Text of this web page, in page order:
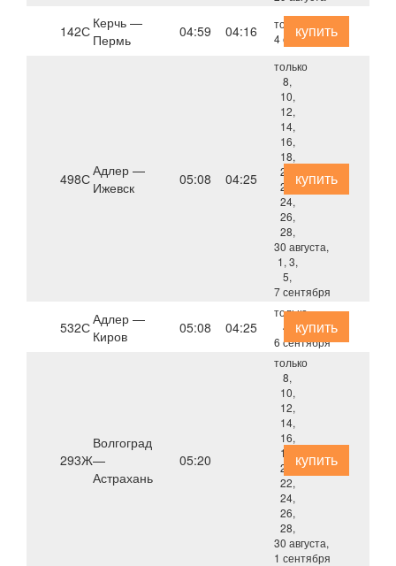
142С Керчь —
Пермь
04:59 04:16
только
4 октября
купить
498САдлер —
Ижевск
05:08 04:25
только
8,
10,
12,
14,
16,
18,
20,
22,
24,
26,
28,
30 августа,
1, 3,
5,
7 сентября
купить
532САдлер —
Киров
05:08 04:25
только
4,
6 сентября
купить
293Ж
Волгоград
—
Астрахань
05:20
только
8,
10,
12,
14,
16,
18,
20,
22,
24,
26,
28,
30 августа,
1 сентября
купить